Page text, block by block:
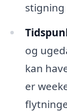
stigning
og
kan
er